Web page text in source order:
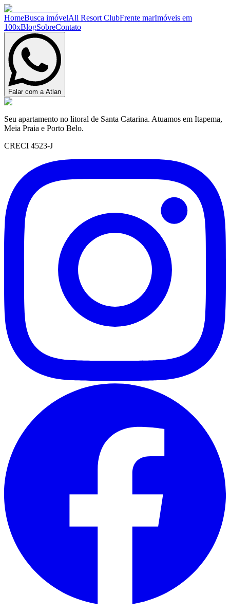
HomeBusca imóvelAll Resort ClubFrente marImóveis em
100xBlogSobreContato
Falar com a Atlan
Seu apartamento no litoral de Santa Catarina. Atuamos em Itapema,
Meia Praia e Porto Belo.
CRECI 4523-J